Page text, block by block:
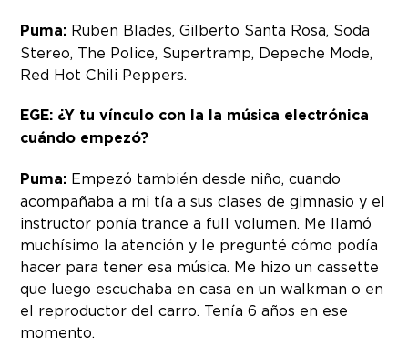
Puma: Ruben Blades, Gilberto Santa Rosa, Soda
Stereo, The Police, Supertramp, Depeche Mode,
Red Hot Chili Peppers.
EGE: ¿Y tu vínculo con la la música electrónica
cuándo empezó?
Puma: Empezó también desde niño, cuando
acompañaba a mi tía a sus clases de gimnasio y el
instructor ponía trance a full volumen. Me llamó
muchísimo la atención y le pregunté cómo podía
hacer para tener esa música. Me hizo un cassette
que luego escuchaba en casa en un walkman o en
el reproductor del carro. Tenía 6 años en ese
momento.